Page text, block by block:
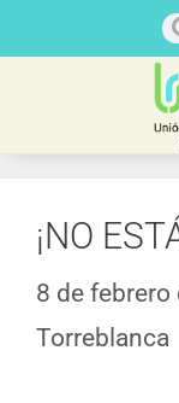
¡NO
8 de febrero
Torreblanca